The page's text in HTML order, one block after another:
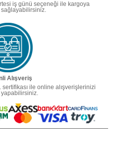
iş günü seçeneği ile kargoya
Alışveriş
ile online alışverişlerinizi